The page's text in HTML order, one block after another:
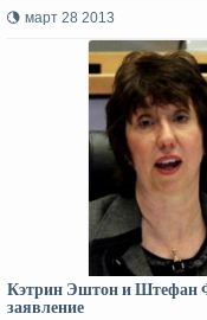
март 28 2013
Кэтрин Эштон и Штефан
заявление